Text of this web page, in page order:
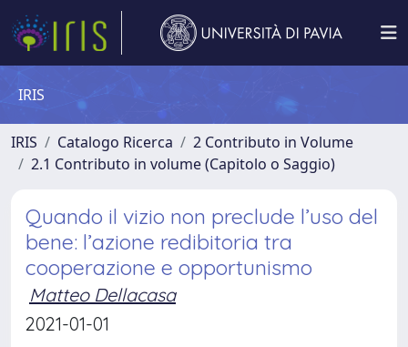
IRIS
IRIS Catalogo Ricerca
2 Contributo in Volume
2.1 Contributo in volume (Capitolo o Saggio)
Quando il vizio non preclude l’uso del
bene: l’azione redibitoria tra
cooperazione e opportunismo
Matteo Dellacasa
2021-01-01